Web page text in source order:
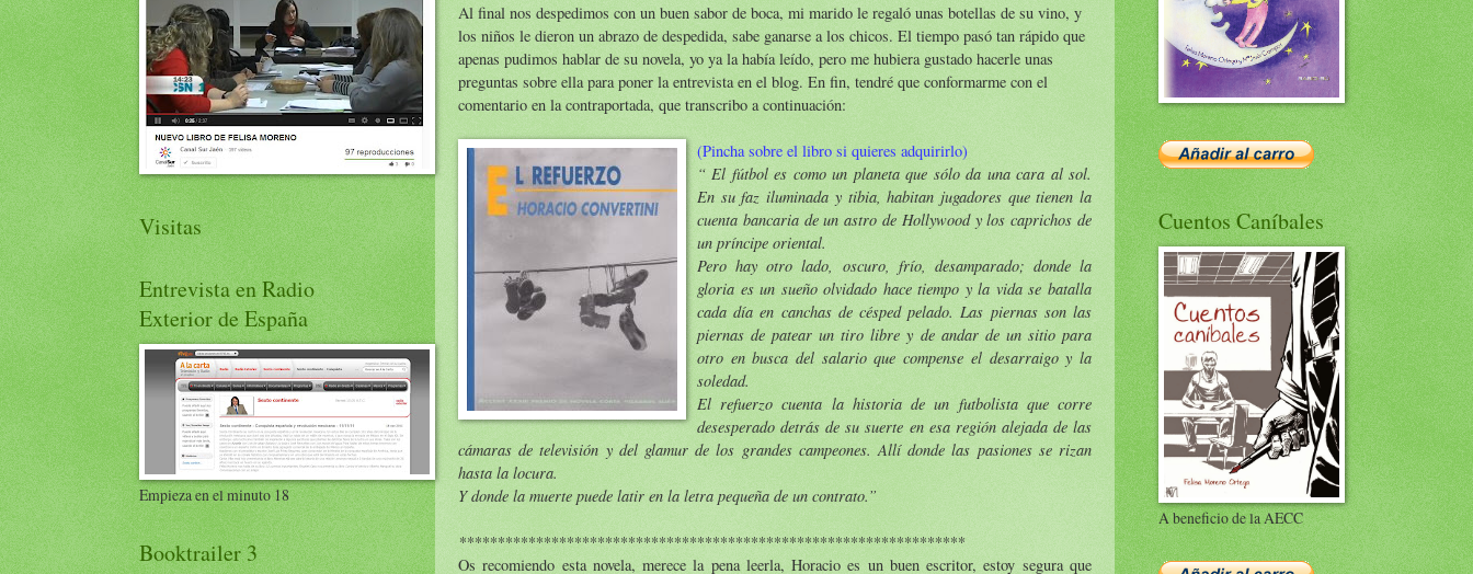
Al final nos despedimos con un buen sabor de boca, mi marido le regaló unas botellas de su vino, y
los niños le dieron un abrazo de despedida, sabe ganarse a los chicos. El tiempo pasó tan rápido que
apenas pudimos hablar de su novela, yo ya la había leído, pero me hubiera gustado hacerle unas
preguntas sobre ella para poner la entrevista en el blog. En fin, tendré que conformarme con el
comentario en la contraportada, que transcribo a continuación:
(Pincha sobre el libro si quieres adquirirlo)
“ El fútbol es como un planeta que sólo da una cara al sol.
En su faz iluminada y tibia, habitan jugadores que tienen la
cuenta bancaria de un astro de Hollywood y los caprichos de
un príncipe oriental.
Pero hay otro lado, oscuro, frío, desamparado; donde la
gloria es un sueño olvidado hace tiempo y la vida se batalla
cada día en canchas de césped pelado. Las piernas son las
piernas de patear un tiro libre y de andar de un sitio para
otro en busca del salario que compense el desarraigo y la
soledad.
El refuerzo cuenta la historia de un futbolista que corre
desesperado detrás de su suerte en esa región alejada de las
cámaras de televisión y del glamur de los grandes campeones. Allí donde las pasiones se rizan
hasta la locura.
Y donde la muerte puede latir en la letra pequeña de un contrato.”
******************************************************************
Os recomiendo esta novela, merece la pena leerla, Horacio es un buen escritor, estoy segura que
Visitas
Entrevista en Radio
Exterior de España
Empieza en el minuto 18
Booktrailer 3
Cuentos Caníbales
A beneficio de la AECC